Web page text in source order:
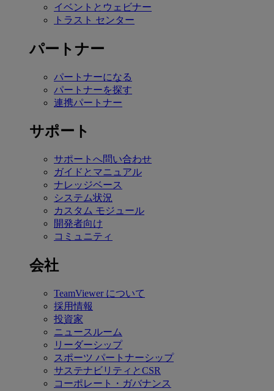
イベントとウェビナー
トラスト センター
パートナー
パートナーになる
パートナーを探す
連携パートナー
サポート
サポートへ問い合わせ
ガイドとマニュアル
ナレッジベース
システム状況
カスタム モジュール
開発者向け
コミュニティ
会社
TeamViewer について
採用情報
投資家
ニュースルーム
リーダーシップ
スポーツ パートナーシップ
サステナビリティとCSR
コーポレート・ガバナンス